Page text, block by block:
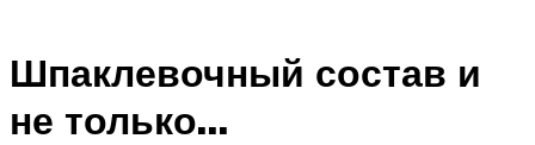
Шпаклевочный состав и
не только…